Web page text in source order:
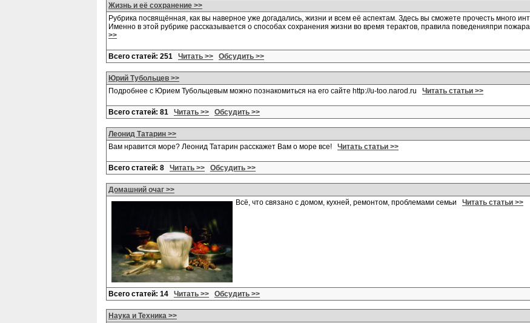
Жизнь и её сохранение >>
Рубрика посвящённая, как вы наверное уже догадались, жизни и всем её аспектам. Здесь вы сможете прочесть много
Именно в этой рубрике рассказывается о способах сохранения жизни во время терактов, правила поведенияпри
>>
Всего статей: 251 Читать >> Обсудить >>
Юрий Тубольцев >>
Подробнее с Юрием Тубольцевым можно познакомиться на его сайте http://u-too.narod.ru Читать статьи >>
Всего статей: 81 Читать >> Обсудить >>
Леонид Татарин >>
Вам нравится море? Леонид Татарин расскажет Вам о море все! Читать статьи >>
Всего статей: 8 Читать >> Обсудить >>
Домашний очаг >>
Всё, что связано с домом, кухней, ремонтом, проблемами семьи Читать статьи >>
Всего статей: 14 Читать >> Обсудить >>
Наука и Техника >>